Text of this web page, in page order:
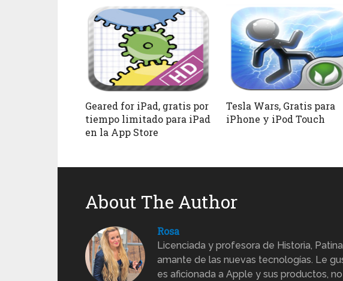
Geared for iPad, gratis por
tiempo limitado para iPad
en la App Store
Tesla Wars, Gratis para
iPhone y iPod Touch
About The Author
Rosa
Licenciada y profesora de Historia,
amante de las nuevas tecnologías. Le
es aficionada a Apple y sus productos,